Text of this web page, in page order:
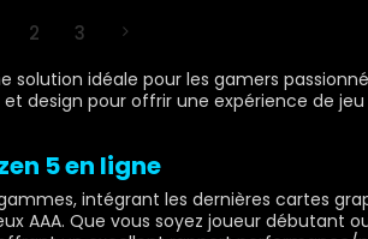
2 3
solution idéale pour les gamers
design pour offrir une expérience de
5 en ligne
intégrant les dernières cartes
AAA. Que vous soyez joueur débutant